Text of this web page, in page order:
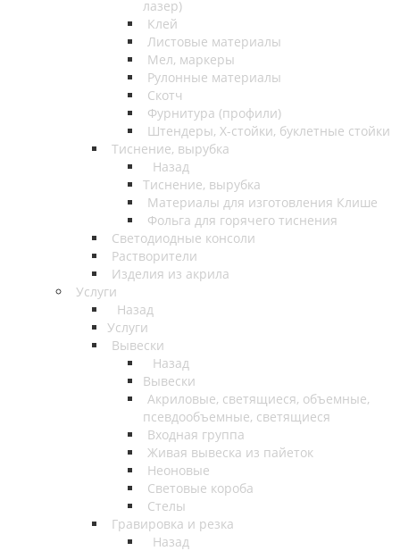
лазер)
Клей
Листовые материалы
Мел, маркеры
Рулонные материалы
Скотч
Фурнитура (профили)
Штендеры, Х-стойки, буклетные стойки
Тиснение, вырубка
Назад
Тиснение, вырубка
Материалы для изготовления Клише
Фольга для горячего тиснения
Светодиодные консоли
Растворители
Изделия из акрила
Услуги
Назад
Услуги
Вывески
Назад
Вывески
Акриловые, светящиеся, объемные,
псевдообъемные, светящиеся
Входная группа
Живая вывеска из пайеток
Неоновые
Световые короба
Стелы
Гравировка и резка
Назад